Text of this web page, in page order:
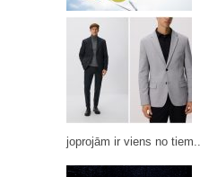
joprojām ir viens no tiem...